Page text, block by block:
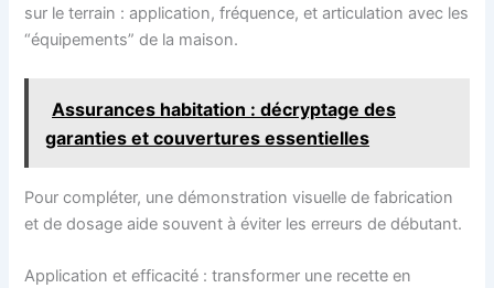
sur le terrain : application, fréquence, et articulation avec les
“équipements” de la maison.
Assurances habitation : décryptage des
garanties et couvertures essentielles
Pour compléter, une démonstration visuelle de fabrication
et de dosage aide souvent à éviter les erreurs de débutant.
Application et efficacité : transformer une recette en